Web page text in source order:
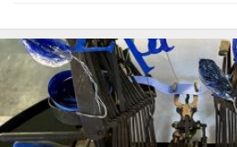
ル
ト
ヤ
ル